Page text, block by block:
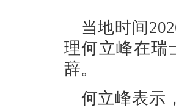
当地时间
理何立峰在瑞
辞。
何立峰表示